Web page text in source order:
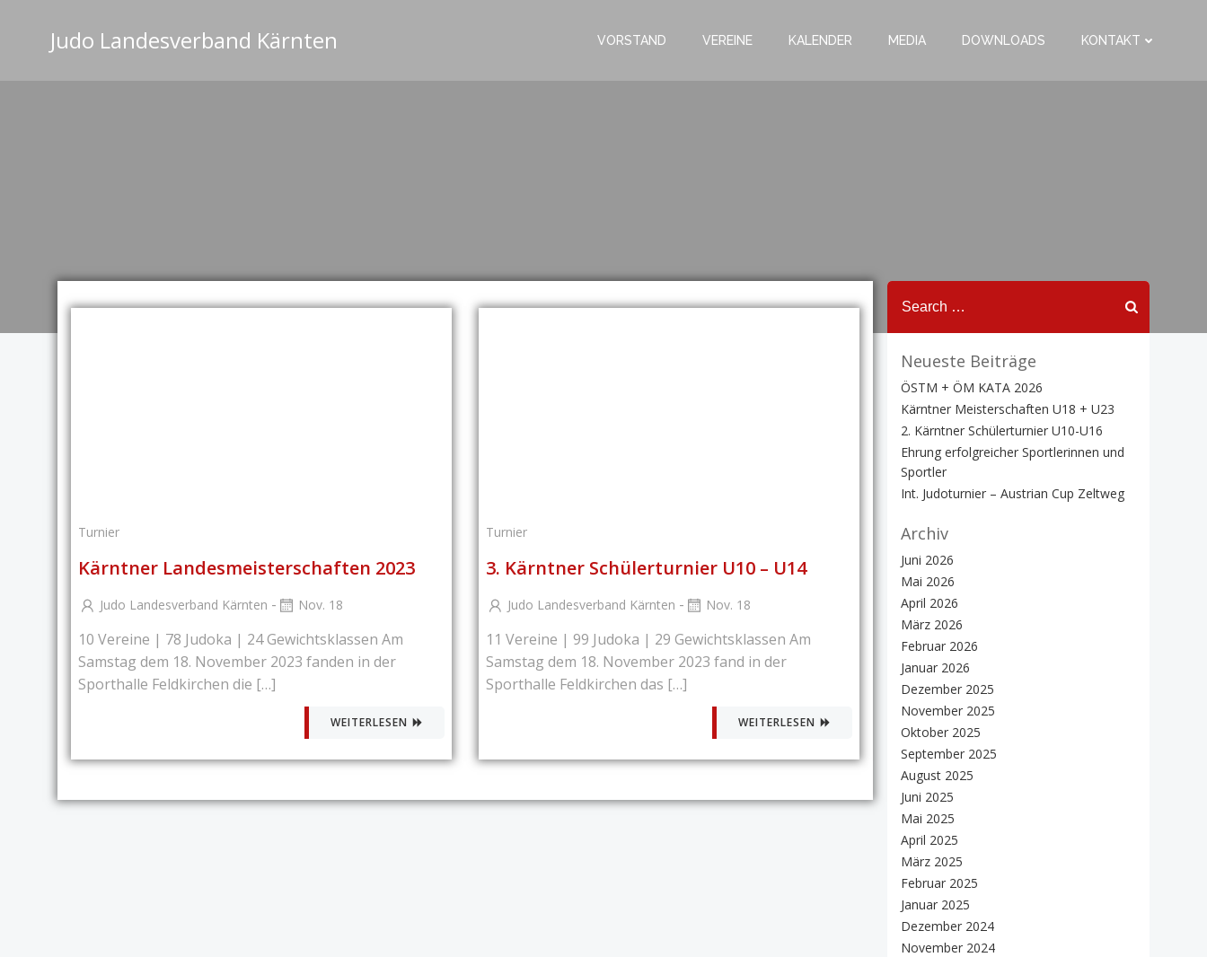
springenJudo Landesverband Kärnten VORSTAND VEREINE KALENDER MEDIA DOWNLOADS KONTAKT
Turnier
Kärntner Landesmeisterschaften 2023
Judo Landesverband Kärnten - Nov. 18
10 Vereine | 78 Judoka | 24 Gewichtsklassen Am
Samstag dem 18. November 2023 fanden in der
Sporthalle Feldkirchen die […]
WEITERLESEN
Turnier
3. Kärntner Schülerturnier U10 – U14
Judo Landesverband Kärnten - Nov. 18
11 Vereine | 99 Judoka | 29 Gewichtsklassen Am
Samstag dem 18. November 2023 fand in der
Sporthalle Feldkirchen das […]
WEITERLESEN
Search
for:
Neueste Beiträge
ÖSTM + ÖM KATA 2026
Kärntner Meisterschaften U18 + U23
2. Kärntner Schülerturnier U10-U16
Ehrung erfolgreicher Sportlerinnen und
Sportler
Int. Judoturnier – Austrian Cup Zeltweg
Archiv
Juni 2026
Mai 2026
April 2026
März 2026
Februar 2026
Januar 2026
Dezember 2025
November 2025
Oktober 2025
September 2025
August 2025
Juni 2025
Mai 2025
April 2025
März 2025
Februar 2025
Januar 2025
Dezember 2024
November 2024